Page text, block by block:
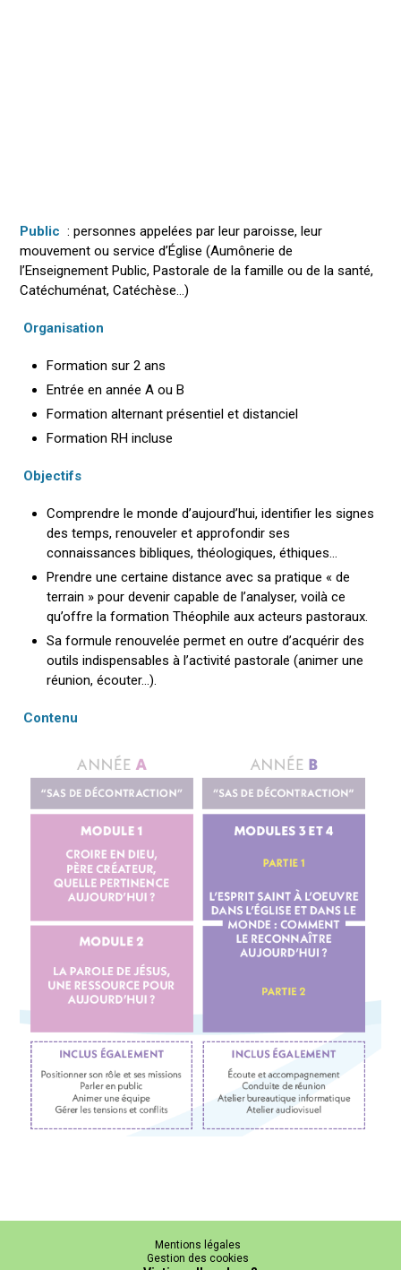
Public : personnes appelées par leur paroisse, leur
mouvement ou service d’Église (Aumônerie de
l’Enseignement Public, Pastorale de la famille ou de la santé,
Catéchuménat, Catéchèse…)
Organisation
Formation sur 2 ans
Entrée en année A ou B
Formation alternant présentiel et distanciel
Formation RH incluse
Objectifs
Comprendre le monde d’aujourd’hui, identifier les signes
des temps, renouveler et approfondir ses
connaissances bibliques, théologiques, éthiques…
Prendre une certaine distance avec sa pratique « de
terrain » pour devenir capable de l’analyser, voilà ce
qu’offre la formation Théophile aux acteurs pastoraux.
Sa formule renouvelée permet en outre d’acquérir des
outils indispensables à l’activité pastorale (animer une
réunion, écouter…).
Contenu
Mentions légales
Gestion des cookies